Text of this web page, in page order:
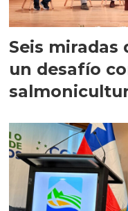
Seis miradas
un desafío